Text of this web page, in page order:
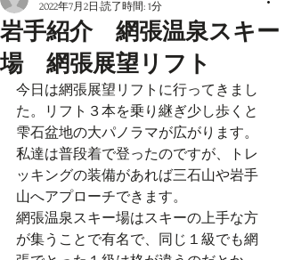
岩手紹介 網張温泉スキー
場 網張展望リフト
2022年7月2日 読了時間: 1分
今日は網張展望リフトに行ってきまし
た。リフト３本を乗り継ぎ少し歩くと
雫石盆地の大パノラマが広がります。
私達は普段着で登ったのですが、トレ
ッキングの装備があれば三石山や岩手
山へアプローチできます。
網張温泉スキー場はスキーの上手な方
が集うことで有名で、同じ１級でも網